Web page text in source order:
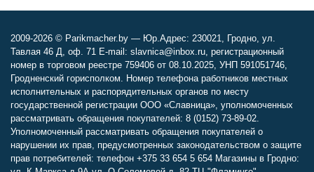
2009-2026 © Parikmacher.by — Юр.Адрес: 230021, Гродно, ул.
Тавлая 46 Д, оф. 71 E-mail: slavnica@inbox.ru, регистрационный
номер в торговом реестре 759406 от 08.10.2025, УНП 591051746,
Гродненский горисполком. Номер телефона работников местных
исполнительных и распорядительных органов по месту
государственной регистрации ООО «Славница», уполномоченных
рассматривать обращения покупателей: 8 (0152) 73-89-02.
Уполномоченный рассматривать обращения покупателей о
нарушении их прав, предусмотренных законодательством о защите
прав потребителей: телефон +375 33 654 5 654 Магазины в Гродно: